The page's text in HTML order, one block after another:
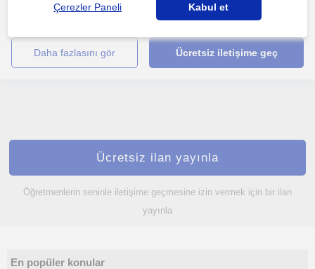
1. ders ücretsiz
daha fazlasını gör Ücretsiz iletişime geç
Ücretsiz ilan yayınla
Öğretmenlerin seninle iletişime geçmesine izin vermek için bir ilan
yayınla
En popüler konular
Çerezler Paneli Kabul et